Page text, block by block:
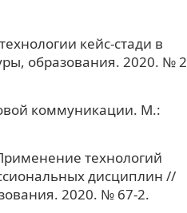
кейс-стади в
образования. 2020. № 2
коммуникации. М.:
технологий
дисциплин //
2020. № 67-2.